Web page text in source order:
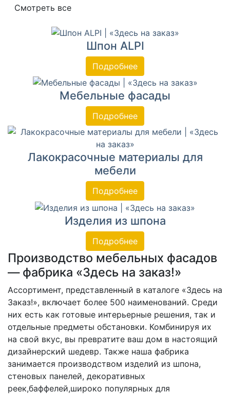
Смотреть все
Шпон ALPI
Подробнее
Мебельные фасады
Подробнее
Лакокрасочные материалы для
мебели
Подробнее
Изделия из шпона
Подробнее
Производство мебельных фасадов
— фабрика «Здесь на заказ!»
Ассортимент, представленный в каталоге «Здесь на
Заказ!», включает более 500 наименований. Среди
них есть как готовые интерьерные решения, так и
отдельные предметы обстановки. Комбинируя их
на свой вкус, вы превратите ваш дом в настоящий
дизайнерский шедевр. Также наша фабрика
занимается производством изделий из шпона,
стеновых панелей, декоративных
реек,баффелей,широко популярных для